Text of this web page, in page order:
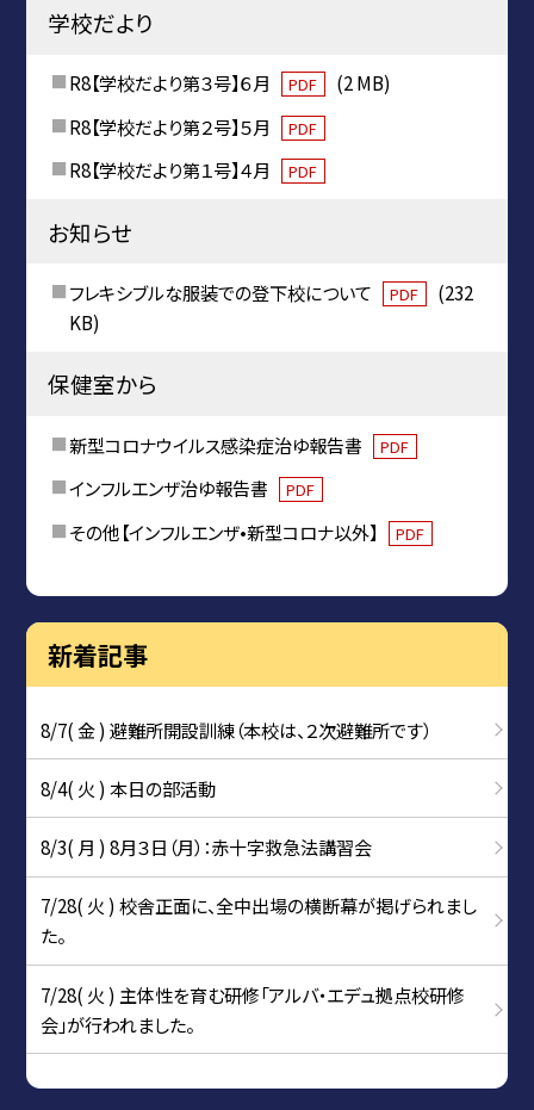
学校だより
R8【学校だより第３号】６月 PDF
(2 MB)
R8【学校だより第２号】５月
PDF
R8【学校だより第１号】４月 PDF
お知らせ
フレキシブルな服装での登下校について PDF
(232
KB)
保健室から
新型コロナウイルス感染症治ゆ報告書 PDF
インフルエンザ治ゆ報告書 PDF
その他【インフルエンザ•新型コロナ以外】 PDF
新着記事
8/7( 金 ) 避難所開設訓練（本校は、２次避難所です）
8/4( 火 ) 本日の部活動
8/3( 月 ) 8月３日（月）：赤十字救急法講習会
7/28( 火 ) 校舎正面に、全中出場の横断幕が掲げられまし
た。
7/28( 火 ) 主体性を育む研修「アルバ・エデュ拠点校研修
会」が行われました。